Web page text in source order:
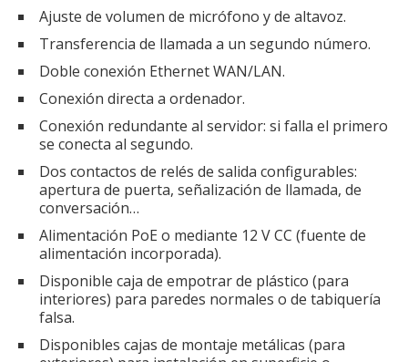
Ajuste de volumen de micrófono y de altavoz.
Transferencia de llamada a un segundo número.
Doble conexión Ethernet WAN/LAN.
Conexión directa a ordenador.
Conexión redundante al servidor: si falla el primero
se conecta al segundo.
Dos contactos de relés de salida configurables:
apertura de puerta, señalización de llamada, de
conversación…
Alimentación PoE o mediante 12 V CC (fuente de
alimentación incorporada).
Disponible caja de empotrar de plástico (para
interiores) para paredes normales o de tabiquería
falsa.
Disponibles cajas de montaje metálicas (para